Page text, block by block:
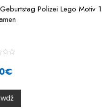
Polizei Lego Motiv 1
€